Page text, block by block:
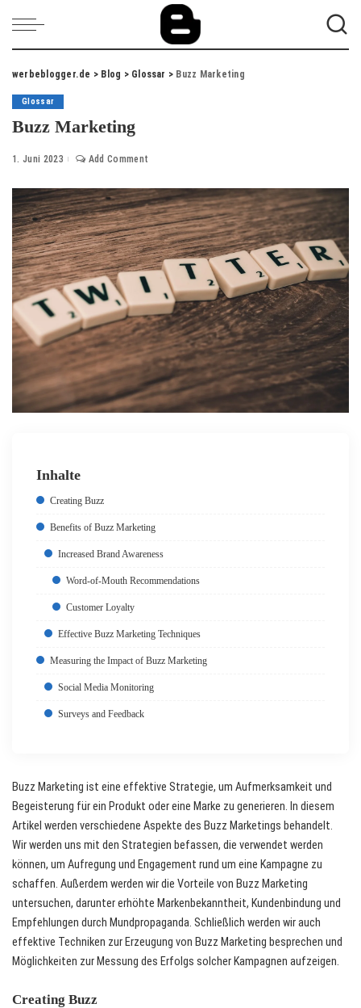
werbeblogger.de > Blog > Glossar > Buzz Marketing
Glossar
Buzz Marketing
1. Juni 2023 Add Comment
Inhalte
Creating Buzz
Benefits of Buzz Marketing
Increased Brand Awareness
Word-of-Mouth Recommendations
Customer Loyalty
Effective Buzz Marketing Techniques
Measuring the Impact of Buzz Marketing
Social Media Monitoring
Surveys and Feedback
Buzz Marketing ist eine effektive Strategie, um Aufmerksamkeit und
Begeisterung für ein Produkt oder eine Marke zu generieren. In diesem
Artikel werden verschiedene Aspekte des Buzz Marketings behandelt.
Wir werden uns mit den Strategien befassen, die verwendet werden
können, um Aufregung und Engagement rund um eine Kampagne zu
schaffen. Außerdem werden wir die Vorteile von Buzz Marketing
untersuchen, darunter erhöhte Markenbekanntheit, Kundenbindung und
Empfehlungen durch Mundpropaganda. Schließlich werden wir auch
effektive Techniken zur Erzeugung von Buzz Marketing besprechen und
Möglichkeiten zur Messung des Erfolgs solcher Kampagnen aufzeigen.
Creating Buzz